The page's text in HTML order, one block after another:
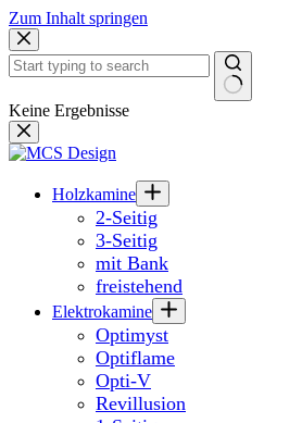
Zum Inhalt springen
Keine Ergebnisse
Holzkamine
2-Seitig
3-Seitig
mit Bank
freistehend
Elektrokamine
Optimyst
Optiflame
Opti-V
Revillusion